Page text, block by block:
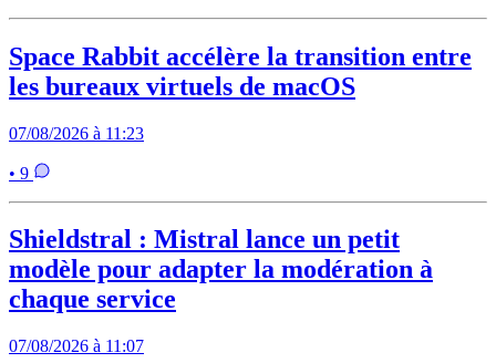
Space Rabbit accélère la transition entre
les bureaux virtuels de macOS
07/08/2026 à 11:23
• 9
Shieldstral : Mistral lance un petit
modèle pour adapter la modération à
chaque service
07/08/2026 à 11:07